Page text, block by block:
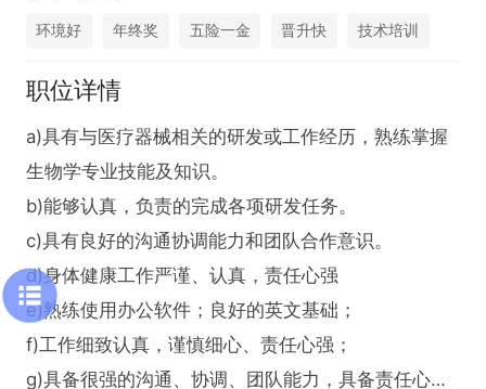
环境好 年终奖 五险一金 晋升快 技术培训
职位详情
a)具有与医疗器械相关的研发或工作经历，熟练掌握
生物学专业技能及知识。
b)能够认真，负责的完成各项研发任务。
c)具有良好的沟通协调能力和团队合作意识。
d)身体健康工作严谨、认真，责任心强
e)熟练使用办公软件；良好的英文基础；
f)工作细致认真，谨慎细心、责任心强；
g)具备很强的沟通、协调、团队能力，具备责任心、